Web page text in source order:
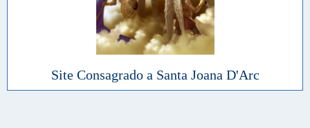
Site Consagrado a Santa Joana D'Arc